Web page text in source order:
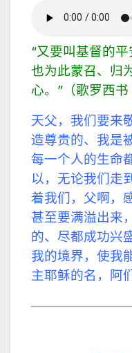
“又要叫基督的
也为此蒙召、归
心。”（歌罗西书
天父，我们要来
造尊贵的、我是
每一个人的生命
以，无论我们走
着我们， 父啊，
甚至要满溢出来
的、尽都成功兴盛
我的境界，使我
主耶稣的名，阿们